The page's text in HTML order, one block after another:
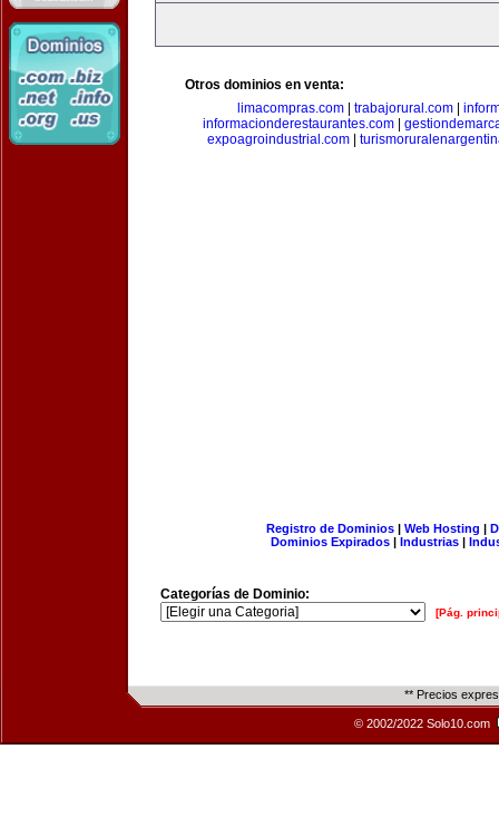
Otros dominios en venta:
limacompras.com| trabajorural.com|
informacionderestaurantes.com|
expoagroindustrial.com|
Registro de Dominios| Web Hosting |
Dominios Expirados | Industrias |
Categorías de Dominio:
[Pág.
** Precios
© 2002/2022 Solo10.com